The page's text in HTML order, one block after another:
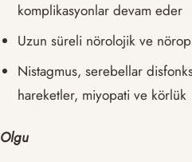
komplikasyonlar devam eder
Uzun süreli nörolojik ve
Nistagmus, serebellar
hareketler, miyopati ve körlük
Olgu